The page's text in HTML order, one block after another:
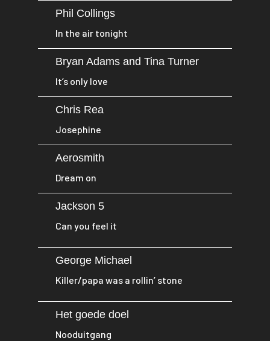
Phil Collings
In the air tonight
Bryan Adams and Tina Turner
It’s only love
Chris Rea
Josephine
Aerosmith
Dream on
Jackson 5
Can you feel it
George Michael
Killer/papa was a rollin’ stone
Het goede doel
Nooduitgang